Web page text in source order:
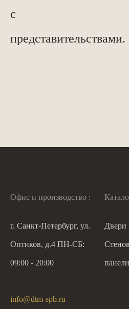
с
представительствами.
Офис и производство :
г. Санкт-Петербург, ул.
Оптиков, д.4 ПН-СБ:
09:00 - 20:00
info@dtm-spb.ru
Двери
панели